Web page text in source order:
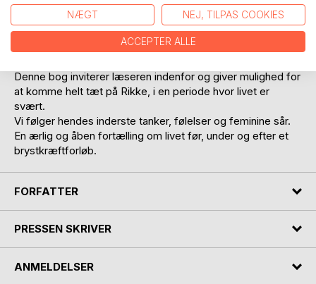
Brystkræft rammer mange kvinder hvert år, og i 2020 var
Rikke en af disse kvinder.
Feminine sår er en fortælling om Rikkes lange og alvorlige
Denne bog inviterer læseren indenfor og giver mulighed for
at komme helt tæt på Rikke, i en periode hvor livet er
svært.
Vi følger hendes inderste tanker, følelser og feminine sår.
En ærlig og åben fortælling om livet før, under og efter et
brystkræftforløb.
FORFATTER
PRESSEN SKRIVER
ANMELDELSER
NÆGT NEJ, TILPAS COOKIES
ACCEPTER ALLE